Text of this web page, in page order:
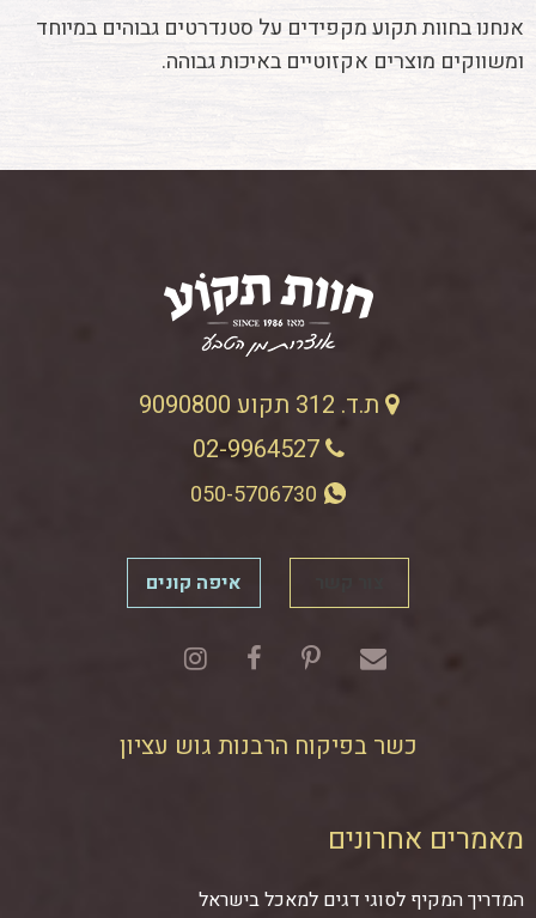
אנחנו בחוות תקוע מקפידים על סטנדרטים גבוהים במיוחד
ומשווקים מוצרים אקזוטיים באיכות גבוהה.
ת.ד. 312 תקוע 9090800
02-9964527
איפה קונים
כשר בפיקוח הרבנות גוש עציון
מאמרים אחרונים
המדריך המקיף לסוגי דגים למאכל בישראל